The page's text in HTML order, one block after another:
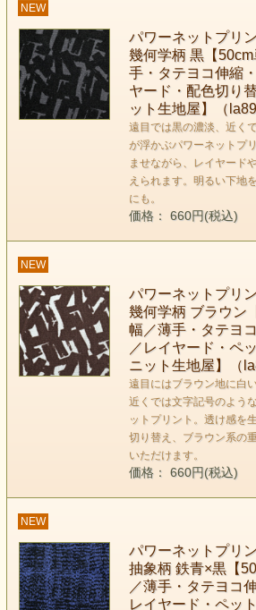
NEW
パワーネットプリ
幾何学柄 黒【
手・タテヨコ伸縮
ヤード・配色切り
ット生地屋】（
遠目では黒の濃淡、近く
が浮かぶパワーネットプ
ませながら、レイヤード
えられます。明るい下地
にも。
価格： 660円(税込)
NEW
パワーネットプリ
幾何学柄 ブラウン
幅／薄手・タテヨ
／レイヤード・ペ
ニット生地屋】（
遠目にはブラウン地に白
近くでは文字記号のよう
ットプリント。透け感を
切り替え、ブラウン系の
いただけます。
価格： 660円(税込)
NEW
パワーネットプリ
抽象柄 鉄青×黒【
／薄手・タテヨコ
レイヤード・ペッ